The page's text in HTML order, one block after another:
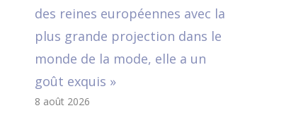
des reines européennes avec la
plus grande projection dans le
monde de la mode, elle a un
goût exquis »
8 août 2026